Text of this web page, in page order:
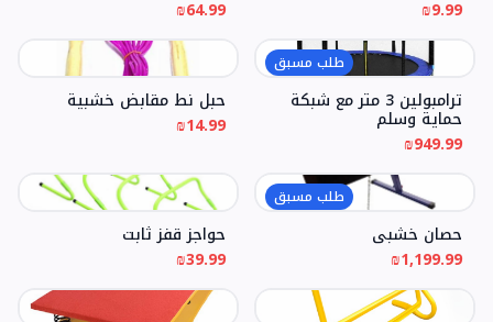
₪9.99
₪64.99
طلب مسبق
ترامبولين 3 متر مع شبكة
حماية وسلم
₪949.99
حبل نط مقابض خشبية
₪14.99
طلب مسبق
حصان خشبي
₪1,199.99
حواجز قفز ثابت
₪39.99